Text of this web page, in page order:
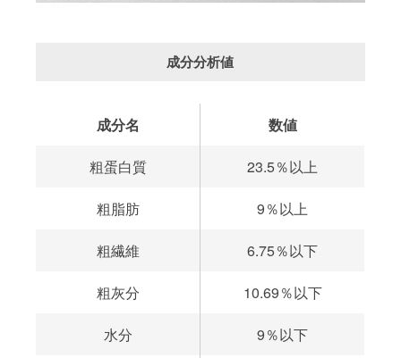
成分分析値
成分名 数値
粗蛋白質 23.5％以上
粗脂肪 9％以上
粗繊維 6.75％以下
粗灰分 10.69％以下
水分 9％以下